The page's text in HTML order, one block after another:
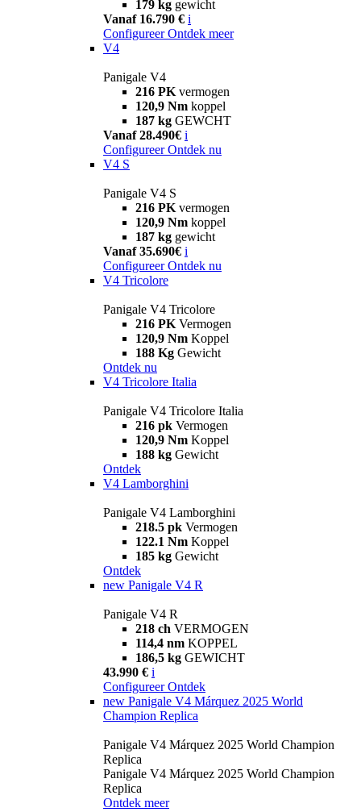
179 kg gewicht
Vanaf 16.790 € i
Configureer Ontdek meer
V4
Panigale V4
216 PK vermogen
120,9 Nm koppel
187 kg GEWCHT
Vanaf 28.490€ i
Configureer Ontdek nu
V4 S
Panigale V4 S
216 PK vermogen
120,9 Nm koppel
187 kg gewicht
Vanaf 35.690€ i
Configureer Ontdek nu
V4 Tricolore
Panigale V4 Tricolore
216 PK Vermogen
120,9 Nm Koppel
188 Kg Gewicht
Ontdek nu
V4 Tricolore Italia
Panigale V4 Tricolore Italia
216 pk Vermogen
120,9 Nm Koppel
188 kg Gewicht
Ontdek
V4 Lamborghini
Panigale V4 Lamborghini
218.5 pk Vermogen
122.1 Nm Koppel
185 kg Gewicht
Ontdek
new Panigale V4 R
Panigale V4 R
218 ch VERMOGEN
114,4 nm KOPPEL
186,5 kg GEWICHT
43.990 € i
Configureer Ontdek
new Panigale V4 Márquez 2025 World
Champion Replica
Panigale V4 Márquez 2025 World Champion
Replica
Panigale V4 Márquez 2025 World Champion
Replica
Ontdek meer